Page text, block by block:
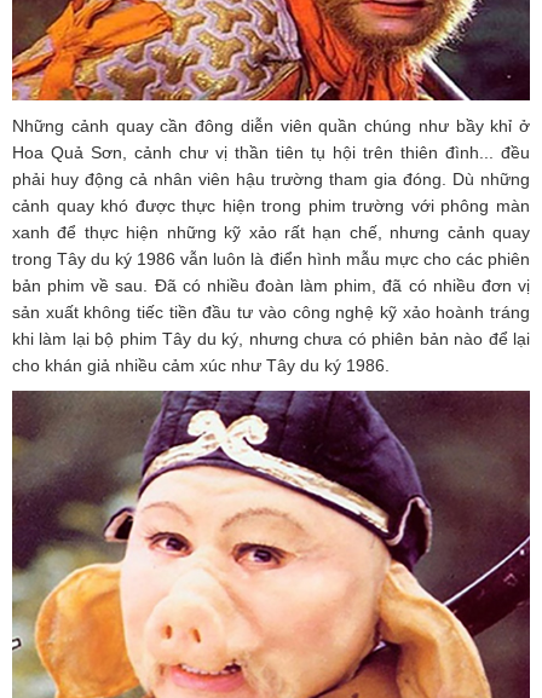
Những cảnh quay cần đông diễn viên quần chúng như bầy khỉ ở
Hoa Quả Sơn, cảnh chư vị thần tiên tụ hội trên thiên đình... đều
phải huy động cả nhân viên hậu trường tham gia đóng. Dù những
cảnh quay khó được thực hiện trong phim trường với phông màn
xanh để thực hiện những kỹ xảo rất hạn chế, nhưng cảnh quay
trong Tây du ký 1986 vẫn luôn là điển hình mẫu mực cho các phiên
bản phim về sau. Đã có nhiều đoàn làm phim, đã có nhiều đơn vị
sản xuất không tiếc tiền đầu tư vào công nghệ kỹ xảo hoành tráng
khi làm lại bộ phim Tây du ký, nhưng chưa có phiên bản nào để lại
cho khán giả nhiều cảm xúc như Tây du ký 1986.